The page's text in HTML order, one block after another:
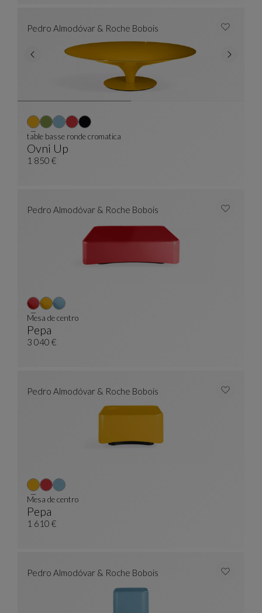
Pedro Almodóvar & Roche Bobois
Ovni Up
Table Basse Ronde Cromatica
Ver Descripción Completa
table basse ronde cromatica
1 850 €
Pedro Almodóvar & Roche Bobois
Pepa
Mesa De Centro
Ver Descripción Completa
Mesa de centro
3 040 €
Pedro Almodóvar & Roche Bobois
Pepa
Mesa De Centro
Ver Descripción Completa
Mesa de centro
1 610 €
Pedro Almodóvar & Roche Bobois